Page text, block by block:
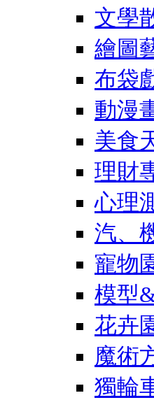
文學
繪圖
布袋
動漫
美食
理財
心理
汽、
寵物
模型
花卉
魔術
獨輪